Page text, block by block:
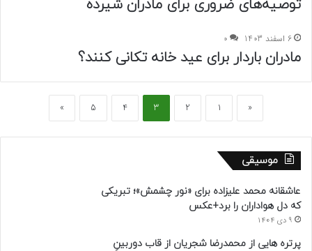
توصیه‌های ضروری برای مادران شیرده
6 اسفند 1403 0
مادران باردار برای عید خانه تکانی کنند؟
«
1
2
3
4
5
»
موسیقی
عاشقانه محمد علیزاده برای «نور چشمش»؛ تبریکی
که دل هواداران را برد+عکس
9 دی 1404
پرتره هایی از محمدرضا شجریان از قاب دوربینِ